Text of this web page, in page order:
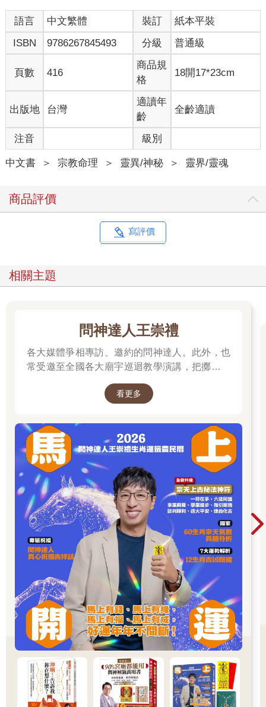
Ｑ靈魂在靈的世界恢復意識時會有什麼感受？
靈：「視情況而定。喜歡為非作歹的人，會對自己的種種惡行羞
愧得無地自容。正直的人就不同了，祂的靈魂會感覺卸下了重
Ｑ靈會遇見祂在塵世認識但先祂離世的人嗎？
靈：「是的，取決於祂們彼此的感情有多深。祂們經常會在祂返
回靈界時迎接祂，協助祂脫離物質的牽絆。祂過去認識但在塵世
之旅中錯過的人，也會來見祂。祂會見到飄泊遊蕩之靈，也會去
拜訪仍在肉身中的靈。」
Ｑ靈魂一脫離肉身便會立刻恢復自我意識嗎？
清。」
靈：「這完全取決於其進步程度。已達到某種淨化程度的靈，幾
乎會馬上恢復意識，因為在世時祂的肉身便已擺脫了物質的奴
象。」
朋友與敵人時，也能看見自己過去從生到死的一生歷程。」
Ｑ已過世的親友也會在我們離開塵世時來迎接嗎？
靈：「是的，祂們會去迎接自己喜愛的靈魂；祂們會去祝賀祂，
就像祝賀躲過旅途中危機而平安歸來的人，並協助祂脫離肉身的
枷鎖。獲得所愛之人的迎接，是正直的靈所能獲得的恩惠；邪惡
之靈則會受到孤立的懲罰，或是身邊僅圍繞著如祂一般的靈。」
Ｑ親友死後一定會團聚嗎？
靈：「要看祂們的進步程度，以及必須走上哪條進化之路。如果
其中一人進化程度較高，比其他人進步得快，彼此就無法長相廝
守─也許能偶爾見到彼此，但唯有落後者跟上進步者的腳步，或
兩者都達到圓滿境界，才能真正團聚。此外，見不到親友有時也
是一種對靈的懲罰。」
Ｑ靈會記得自己的塵世人生嗎？
靈：「會，生生世世投生為人的靈，會記得自己前世的樣子，且
往往會嘲笑自己過去的蠢事；就像人長大懂事後，也會嘲笑自己
年輕時的蠢事與兒時的傻氣。」
Ｑ除了剛脫離的前世，靈記得自己經歷過的所有生生世世嗎？
靈：「祂的全部過去，會如一名旅人走過的階段般，逐一鋪展在
祂眼前；但就如我們說的，祂無法百分之百精確記得所有往事，
那些事對他目前的狀態影響愈大，他就愈能清楚記得。至於構成
其嬰兒期的生生世世，則已如過眼雲煙，消散在遺忘的夜空
裡。」
Ｑ生前的遺物受後人尊敬，是否會引起靈的注意？
靈：「看見後人親切地懷念祂，總是會令靈心滿意足。後人保留
遺物是為了紀念祂，但吸引靈的是他們的思念，不是那些遺
語言 中文繁體 裝訂
紙本平裝
ISBN
9786267845493 分級 普通級
頁數 416
商品規
格
18開17*23cm
出版地 台灣
適讀年
齡
全齡適讀
注音 級別
中文書 ＞ 宗教命理 ＞ 靈異/神秘 ＞ 靈界/靈魂
商品評價
寫評價
相關主題
問神達人王崇禮
各大媒體爭相專訪、邀約的問神達人。此外，也
常受邀至全國各大廟宇巡迴教學演講，把擲筊、
看更多